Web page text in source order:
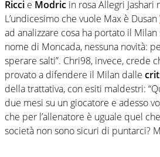
Ricci e Modric in rosa Allegri Jashari
L’undicesimo che vuole Max è Dusan
ad analizzare cosa ha portato il Milan
nome di Moncada, nessuna novità:
sperare salti”. Chri98, invece, crede
provato a difendere il Milan dalle
della trattativa, con esiti maldestri:
due mesi su un giocatore e adesso
che per l’allenatore è uguale quel
società non sono sicuri di puntarci?